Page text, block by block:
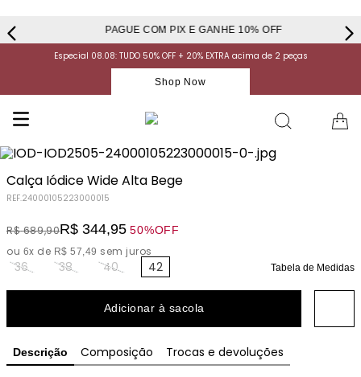
PAGUE COM PIX E GANHE 10% OFF
Especial 08.08: TUDO 50% OFF + 20% EXTRA acima de 2 peças
Shop Now
Calça Iódice Wide Alta Bege
REF.24000105223000015
R$ 689,90R$ 344,95 50%OFF
ou 6x de R$ 57,49 sem juros
36 38 40 42 Tabela de Medidas
Adicionar à sacola
Descrição Composição Trocas e devoluções